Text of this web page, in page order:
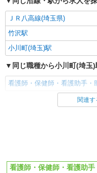
ＪＲ八高線(埼玉県)
竹沢駅
小川町(埼玉)駅
同じ職種から小川町(埼玉
看護師・保健師・看護助手・
同じ雇用形態から小川町(
経験者・有資格者歓迎
関連
看護師・保健師・看護助手